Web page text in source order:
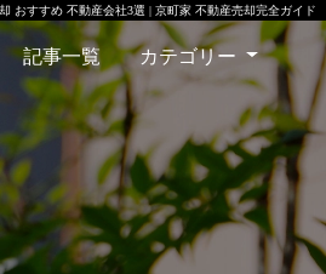
おすすめ 不動産会社3選 | 京町家 不動産売却完全ガイド
記事一覧 カテゴリー